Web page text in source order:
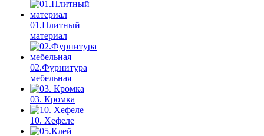
01.Плитный
материал
02.Фурнитура
мебельная
03. Кромка
10. Хефеле